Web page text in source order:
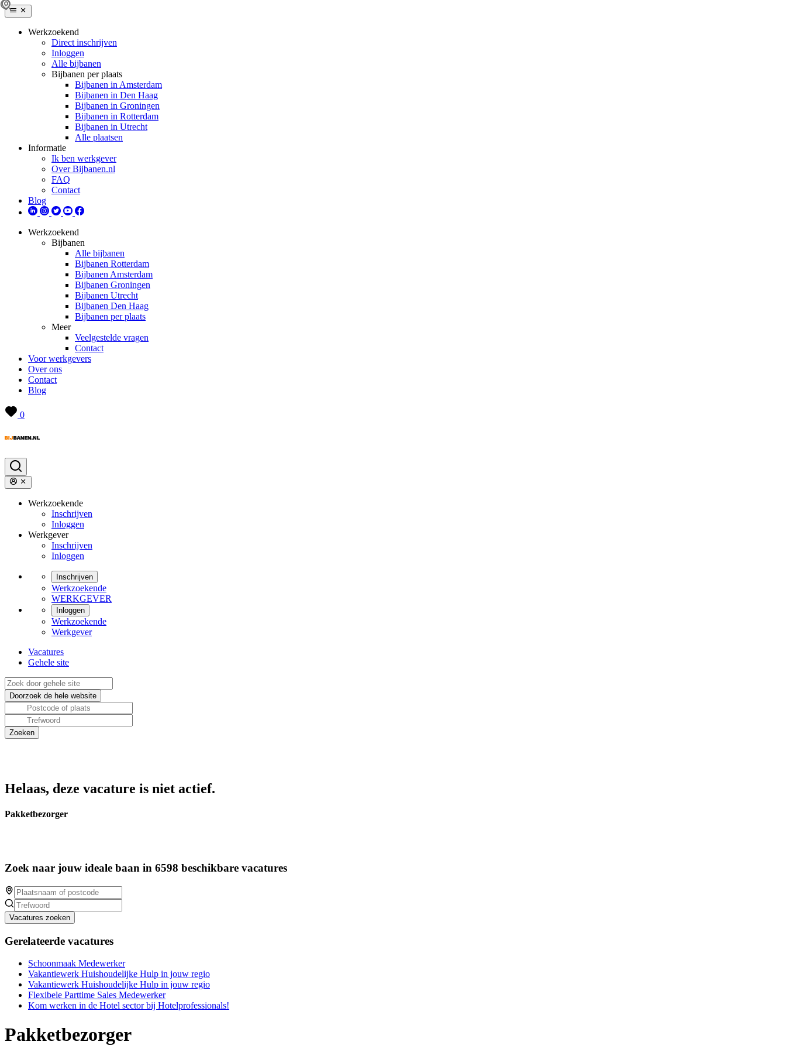
Werkzoekend
Direct inschrijven
Inloggen
Alle bijbanen
Bijbanen per plaats
Bijbanen in Amsterdam
Bijbanen in Den Haag
Bijbanen in Groningen
Bijbanen in Rotterdam
Bijbanen in Utrecht
Alle plaatsen
Informatie
Ik ben werkgever
Over Bijbanen.nl
FAQ
Contact
Blog
Werkzoekend
Bijbanen
Alle bijbanen
Bijbanen Rotterdam
Bijbanen Amsterdam
Bijbanen Groningen
Bijbanen Utrecht
Bijbanen Den Haag
Bijbanen per plaats
Meer
Veelgestelde vragen
Contact
Voor werkgevers
Over ons
Contact
Blog
0
Werkzoekende
Inschrijven
Inloggen
Werkgever
Inschrijven
Inloggen
Inschrijven
Werkzoekende
WERKGEVER
Inloggen
Werkzoekende
Werkgever
Vacatures
Gehele site
Helaas, deze vacature is niet actief.
Pakketbezorger
Zoek naar jouw ideale baan in 6598 beschikbare vacatures
Vacatures zoeken
Gerelateerde vacatures
Schoonmaak Medewerker
Vakantiewerk Huishoudelijke Hulp in jouw regio
Vakantiewerk Huishoudelijke Hulp in jouw regio
Flexibele Parttime Sales Medewerker
Kom werken in de Hotel sector bij Hotelprofessionals!
Pakketbezorger